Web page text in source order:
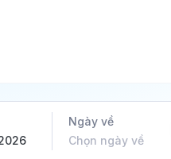
Ngày về
Chọn ngày về